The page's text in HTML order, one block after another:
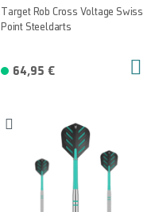
Target Rob Cross Voltage Swiss
Point Steeldarts
64,95 €